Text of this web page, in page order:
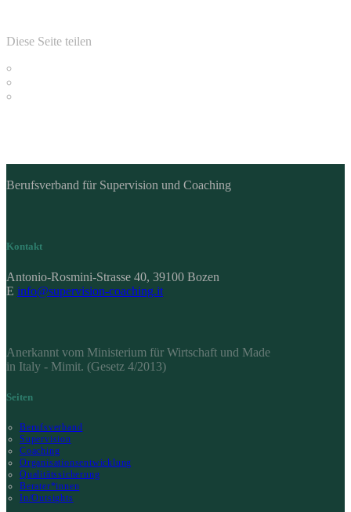
Diese Seite teilen
Berufsverband für Supervision und Coaching
Kontakt
Antonio-Rosmini-Strasse 40, 39100 Bozen
E info@supervision-coaching.it
Anerkannt vom Ministerium für Wirtschaft und Made
in Italy - Mimit. (Gesetz 4/2013)
Seiten
Berufsverband
Supervision
Coaching
Organisationsentwicklung
Qualitätssicherung
Berater*innen
In/Outsights